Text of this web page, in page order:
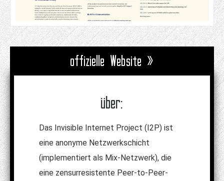
offizielle Website »
über:
Das Invisible Internet Project (I2P) ist
eine anonyme Netzwerkschicht
(implementiert als Mix-Netzwerk), die
eine zensurresistente Peer-to-Peer-